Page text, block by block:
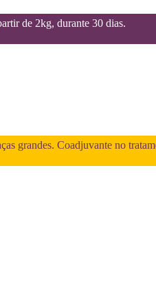
de 2kg, durante 30 dias.
grandes. Coadjuvante no